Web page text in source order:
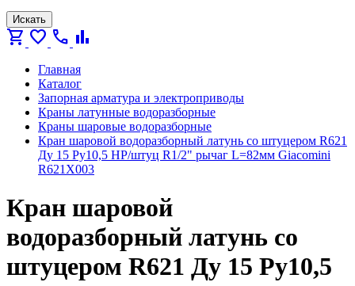
Искать
shopping_cart favorite call bar_chart
Главная
Каталог
Запорная арматура и электроприводы
Краны латунные водоразборные
Краны шаровые водоразборные
Кран шаровой водоразборный латунь со штуцером R621
Ду 15 Ру10,5 НР/штуц R1/2" рычаг L=82мм Giacomini
R621X003
Кран шаровой
водоразборный латунь со
штуцером R621 Ду 15 Ру10,5